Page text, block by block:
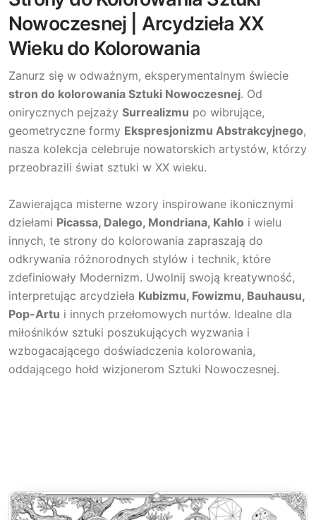
Nowoczesnej | Arcydzieła XX
Wieku do Kolorowania
Zanurz się w odważnym, eksperymentalnym świecie
stron do kolorowania Sztuki Nowoczesnej. Od
onirycznych pejzaży Surrealizmu po wibrujące,
geometryczne formy Ekspresjonizmu Abstrakcyjnego,
nasza kolekcja celebruje nowatorskich artystów, którzy
przeobrazili świat sztuki w XX wieku.
Zawierająca misterne wzory inspirowane ikonicznymi
dziełami Picassa, Dalego, Mondriana, Kahlo i wielu
innych, te strony do kolorowania zapraszają do
odkrywania różnorodnych stylów i technik, które
zdefiniowały Modernizm. Uwolnij swoją kreatywność,
interpretując arcydzieła Kubizmu, Fowizmu, Bauhausu,
Pop-Artu i innych przełomowych nurtów. Idealne dla
miłośników sztuki poszukujących wyzwania i
wzbogacającego doświadczenia kolorowania,
oddającego hołd wizjonerom Sztuki Nowoczesnej.